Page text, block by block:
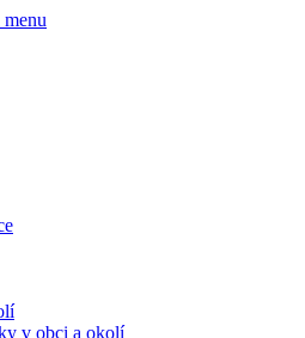
v obci a okolí